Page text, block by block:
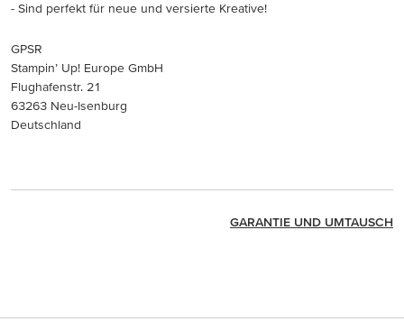
- Sind perfekt für neue und versierte Kreative!
GPSR
Stampin’ Up! Europe GmbH
Flughafenstr. 21
63263 Neu-Isenburg
Deutschland
GARANTIE UND UMTAUSCH